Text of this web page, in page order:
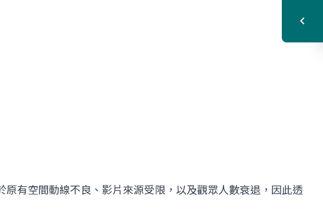
有空間動線不良、影片來源受限，以及觀眾人數衰退，因此透